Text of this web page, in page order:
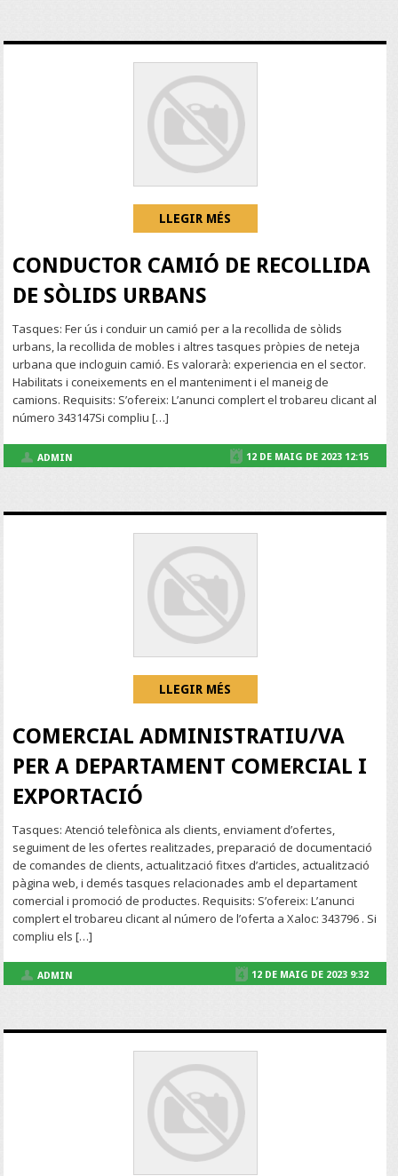
LLEGIR MÉS
CONDUCTOR CAMIÓ DE RECOLLIDA
DE SÒLIDS URBANS
Tasques: Fer ús i conduir un camió per a la recollida de sòlids
urbans, la recollida de mobles i altres tasques pròpies de neteja
urbana que incloguin camió. Es valorarà: experiencia en el sector.
Habilitats i coneixements en el manteniment i el maneig de
camions. Requisits: S’ofereix: L’anunci complert el trobareu clicant al
número 343147Si compliu […]
ADMIN 12 DE MAIG DE 2023 12:15
LLEGIR MÉS
COMERCIAL ADMINISTRATIU/VA
PER A DEPARTAMENT COMERCIAL I
EXPORTACIÓ
Tasques: Atenció telefònica als clients, enviament d’ofertes,
seguiment de les ofertes realitzades, preparació de documentació
de comandes de clients, actualització fitxes d’articles, actualització
pàgina web, i demés tasques relacionades amb el departament
comercial i promoció de productes. Requisits: S’ofereix: L’anunci
complert el trobareu clicant al número de l’oferta a Xaloc: 343796 . Si
compliu els […]
ADMIN 12 DE MAIG DE 2023 9:32